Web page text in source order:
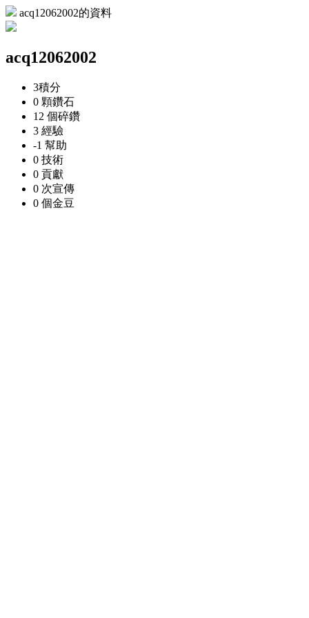
acq12062002的資料
acq12062002
3積分
0 顆鑽石
12 個碎鑽
3 經驗
-1 幫助
0 技術
0 貢獻
0 次宣傳
0 個金豆